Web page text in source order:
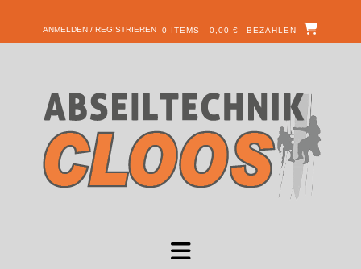
ANMELDEN / REGISTRIEREN 0 ITEMS - 0,00 € BEZAHLEN